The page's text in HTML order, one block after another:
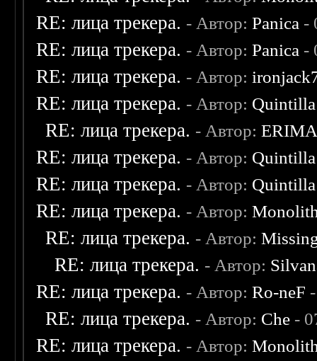
RE: лица трекера. - Автор:Panica -
RE: лица трекера. - Автор:Panica -
RE: лица трекера. - Автор:
RE: лица трекера. - Автор: Quintilla
RE: лица трекера. - Автор:
RE: лица трекера. - Автор: Quintilla
RE: лица трекера. - Автор: Quintilla
RE: лица трекера. - Автор:
RE: лица трекера. - Автор:
RE: лица трекера. - Автор:
RE: лица трекера. - Автор:Ro-neF
RE: лица трекера. - Автор: Che -
RE: лица трекера. - Автор: